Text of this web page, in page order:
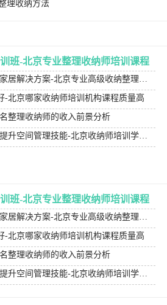
理收纳方法
班-北京专业整理收纳师培训课程
北京高级收纳整理师-高效家居解决方案-北京专业高级收纳整理服务
-北京哪家收纳师培训机构课程质量高
整理收纳师的收入前景分析
北京收纳师培训机构-专业提升空间管理技能-北京收纳师培训学校哪家比较好？
班-北京专业整理收纳师培训课程
北京高级收纳整理师-高效家居解决方案-北京专业高级收纳整理服务
-北京哪家收纳师培训机构课程质量高
整理收纳师的收入前景分析
北京收纳师培训机构-专业提升空间管理技能-北京收纳师培训学校哪家比较好？